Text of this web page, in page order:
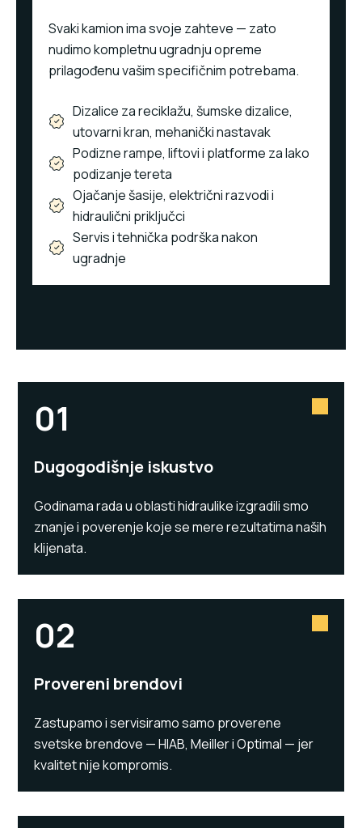
Svaki kamion ima svoje zahteve — zato
nudimo kompletnu ugradnju opreme
prilagođenu vašim specifičnim potrebama.
Dizalice za reciklažu, šumske dizalice,
utovarni kran, mehanički nastavak
Podizne rampe, liftovi i platforme za lako
podizanje tereta
Ojačanje šasije, električni razvodi i
hidraulični priključci
Servis i tehnička podrška nakon
ugradnje
Dugogodišnje iskustvo
Godinama rada u oblasti hidraulike izgradili smo
znanje i poverenje koje se mere rezultatima naših
klijenata.
01
Provereni brendovi
Zastupamo i servisiramo samo proverene
svetske brendove — HIAB, Meiller i Optimal — jer
kvalitet nije kompromis.
02